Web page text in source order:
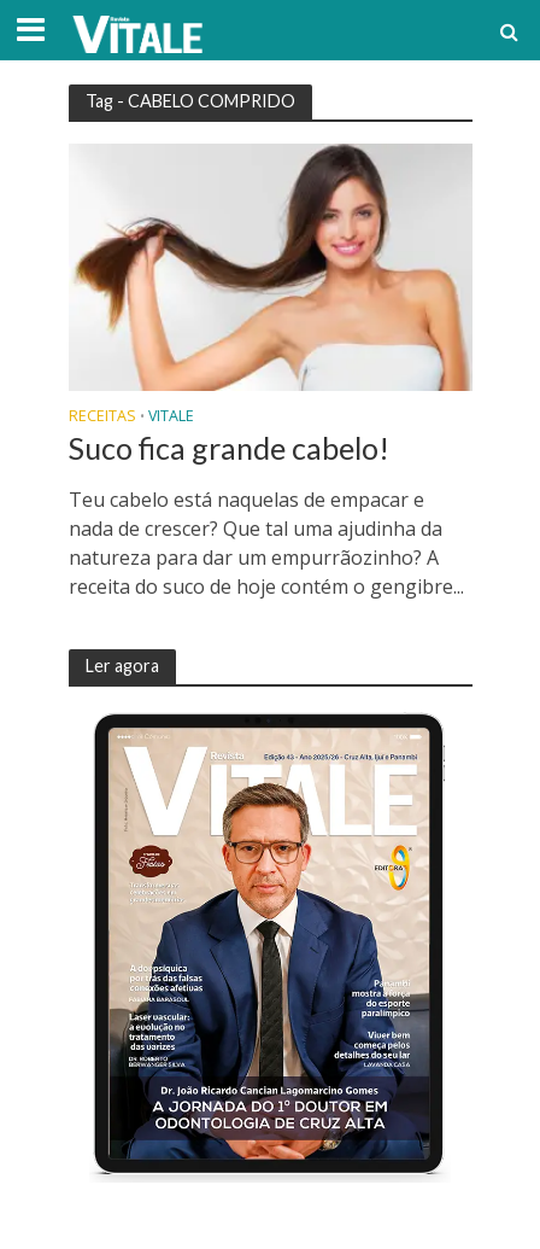
Tag - CABELO COMPRIDO
RECEITAS • VITALE
Suco fica grande cabelo!
Teu cabelo está naquelas de empacar e
nada de crescer? Que tal uma ajudinha da
natureza para dar um empurrãozinho? A
receita do suco de hoje contém o gengibre...
Ler agora